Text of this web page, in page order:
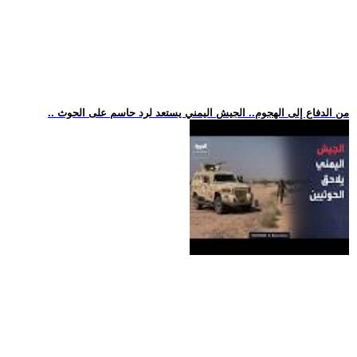
.. من الدفاع إلى الهجوم.. الجيش اليمني يستعد لرد حاسم على الحوث